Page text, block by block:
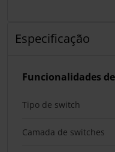
Especificação
Funcionalidades
Tipo de switch
Camada de switches